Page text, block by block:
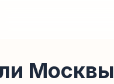
Москвы